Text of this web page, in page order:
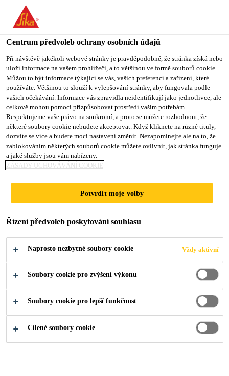
You are accessing "Sika CZ", it seems you are accessing it from
"Spojené státy". We have a dedicated website for your country.
TO SIKA
USA
STAY ON SIKA
CZ
STÁT
Sika CZ
DOWNLOAD
DOCUMENTS
Industry ... Download Documents
Kam dál?
Prodejní místa
Centrum předvoleb ochrany osobních údajů
Při návštěvě jakékoli webové stránky je pravděpodobné, že stránka získá nebo
uloží informace na vašem prohlížeči, a to většinou ve formě souborů cookie.
Můžou to být informace týkající se vás, vašich preferencí a zařízení, které
používáte. Většinou to slouží k vylepšování stránky, aby fungovala podle
vašich očekávání. Informace vás zpravidla neidentifikují jako jednotlivce, ale
celkově mohou pomoci přizpůsobovat prostředí vašim potřebám.
Respektujeme vaše právo na soukromí, a proto se můžete rozhodnout, že
některé soubory cookie nebudete akceptovat. Když kliknete na různé tituly,
dozvíte se více a budete moci nastavení změnit. Nezapomínejte ale na to, že
zablokováním některých souborů cookie můžete ovlivnit, jak stránka funguje
a jaké služby jsou vám nabízeny.
ZÁSADY UCHOVÁVÁNÍ COOKIE
Potvrdit moje volby
Řízení předvoleb poskytování souhlasu
Naprosto nezbytné soubory cookie Vždy aktivní
Soubory cookie pro zvýšení výkonu
Soubory cookie pro lepší funkčnost
Cílené soubory cookie